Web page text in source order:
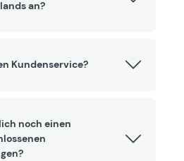
an?
Kundenservice?
noch einen